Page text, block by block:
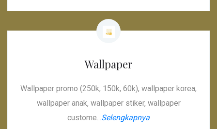
Wallpaper
Wallpaper promo (250k, 150k, 60k), wallpaper korea,
wallpaper anak, wallpaper stiker, wallpaper
custome...Selengkapnya